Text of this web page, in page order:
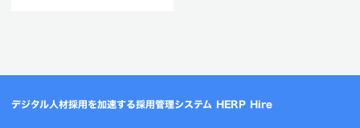
デジタル人材採用を加速する採用管理システム HERP Hire